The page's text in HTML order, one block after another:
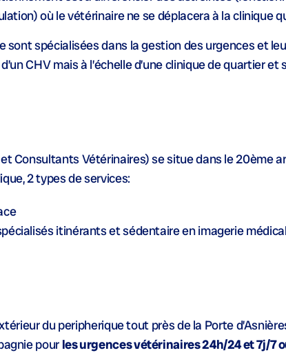
où le vétérinaire ne se déplacera à la clinique
sont spécialisées dans la gestion des urgences et
CHV mais à l’échelle d’une clinique de quartier
Consultants Vétérinaires) se situe dans le 20ème
2 types de services:
itinérants et sédentaire en imagerie
du peripherique tout près de la Porte
pour les urgences vétérinaires 24h/24 et 7j/7